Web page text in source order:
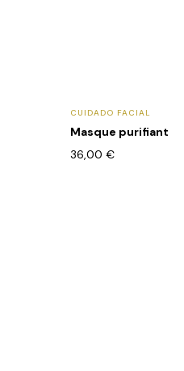
CUIDADO FACIAL
Masque purifiant
36,00 €